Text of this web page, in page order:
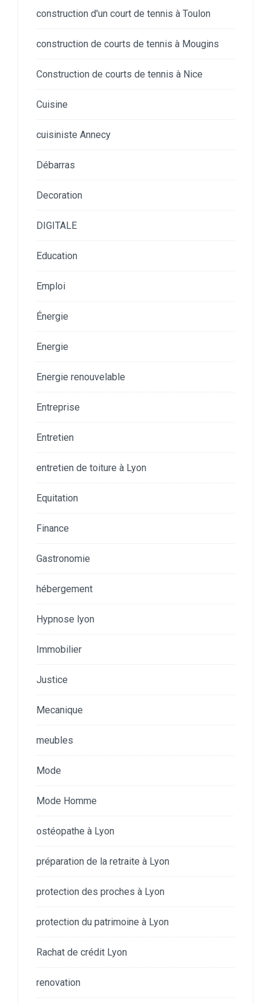
construction d'un court de tennis à Toulon
construction de courts de tennis à Mougins
Construction de courts de tennis à Nice
Cuisine
cuisiniste Annecy
Débarras
Decoration
DIGITALE
Education
Emploi
Énergie
Energie
Energie renouvelable
Entreprise
Entretien
entretien de toiture à Lyon
Equitation
Finance
Gastronomie
hébergement
Hypnose lyon
Immobilier
Justice
Mecanique
meubles
Mode
Mode Homme
ostéopathe à Lyon
préparation de la retraite à Lyon
protection des proches à Lyon
protection du patrimoine à Lyon
Rachat de crédit Lyon
renovation